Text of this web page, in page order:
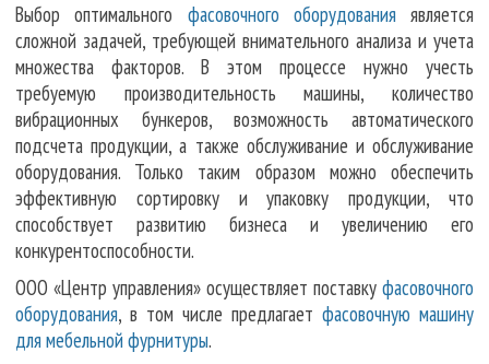
Выбор оптимального фасовочного оборудованияявляется
сложной задачей, требующей внимательного анализа и учета
множества факторов. В этом процессе нужно учесть
требуемую производительность машины, количество
вибрационных бункеров, возможность автоматического
подсчета продукции, а также обслуживание и обслуживание
оборудования. Только таким образом можно обеспечить
эффективную сортировку и упаковку продукции, что
способствует развитию бизнеса и увеличению его
конкурентоспособности.
ООО «Центр управления» осуществляет поставку фасовочного
оборудования, в том числе предлагает фасовочную машину
для мебельной фурнитуры.